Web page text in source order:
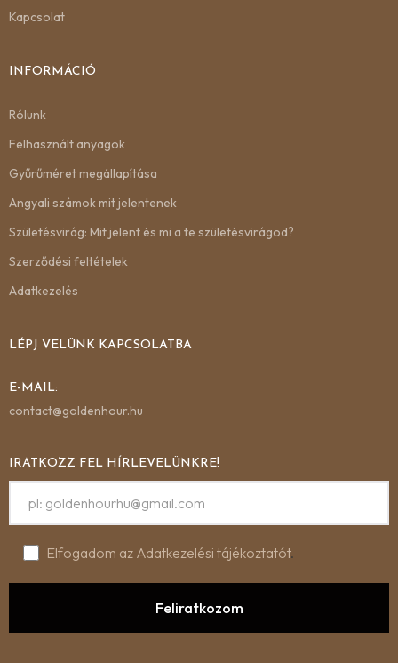
Kapcsolat
INFORMÁCIÓ
Rólunk
Felhasznált anyagok
Gyűrűméret megállapítása
Angyali számok mit jelentenek
Születésvirág: Mit jelent és mi a te születésvirágod?
Szerződési feltételek
Adatkezelés
LÉPJ VELÜNK KAPCSOLATBA
E-MAIL:
contact@goldenhour.hu
IRATKOZZ FEL HÍRLEVELÜNKRE!
Elfogadom az Adatkezelési tájékoztatót.